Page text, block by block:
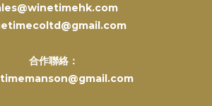
合作聯絡：